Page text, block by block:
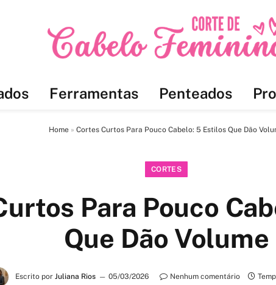
Ferramentas Penteados
Home» Cortes Curtos Para Pouco Cabelo: 5 Estilos Que Dão
CORTES
Para Pouco
Que Dão Volume
Escrito por Juliana Rios 05/03/2026 Nenhum comentário